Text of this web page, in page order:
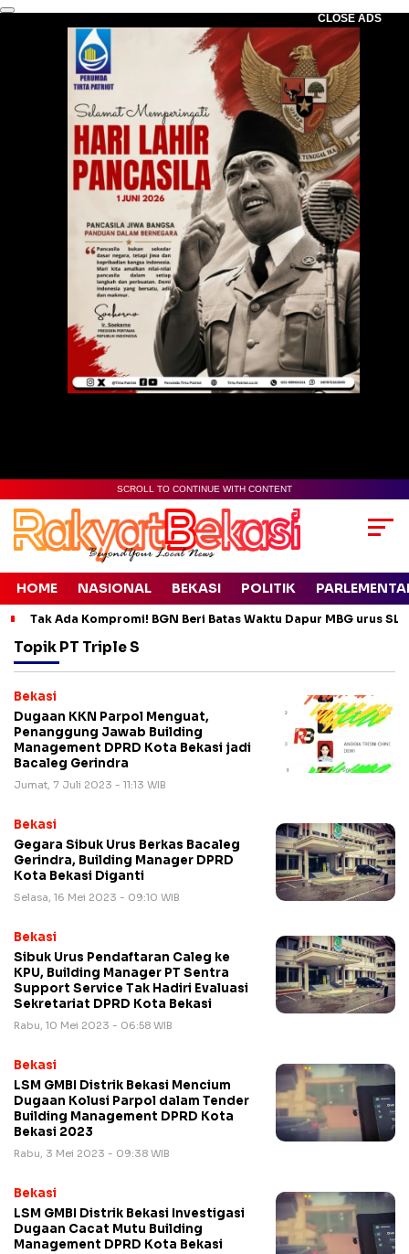
CLOSE ADS
SCROLL TO CONTINUE WITH CONTENT
HOME NASIONAL BEKASI POLITIK
Tak Ada Kompromi! BGN Beri Batas Waktu Dapur MBG urus
Topik PT Triple S
Bekasi
Dugaan KKN Parpol Menguat,
Penanggung Jawab Building
Management DPRD Kota Bekasi jadi
Bacaleg Gerindra
Jumat, 7 Juli 2023 - 11:13 WIB
Bekasi
Gegara Sibuk Urus Berkas Bacaleg
Gerindra, Building Manager DPRD
Kota Bekasi Diganti
Selasa, 16 Mei 2023 - 09:10 WIB
Bekasi
Sibuk Urus Pendaftaran Caleg ke
KPU, Building Manager PT Sentra
Support Service Tak Hadiri Evaluasi
Sekretariat DPRD Kota Bekasi
Rabu, 10 Mei 2023 - 06:58 WIB
Bekasi
LSM GMBI Distrik Bekasi Mencium
Dugaan Kolusi Parpol dalam Tender
Building Management DPRD Kota
Bekasi 2023
Rabu, 3 Mei 2023 - 09:38 WIB
Bekasi
LSM GMBI Distrik Bekasi Investigasi
Dugaan Cacat Mutu Building
Management DPRD Kota Bekasi